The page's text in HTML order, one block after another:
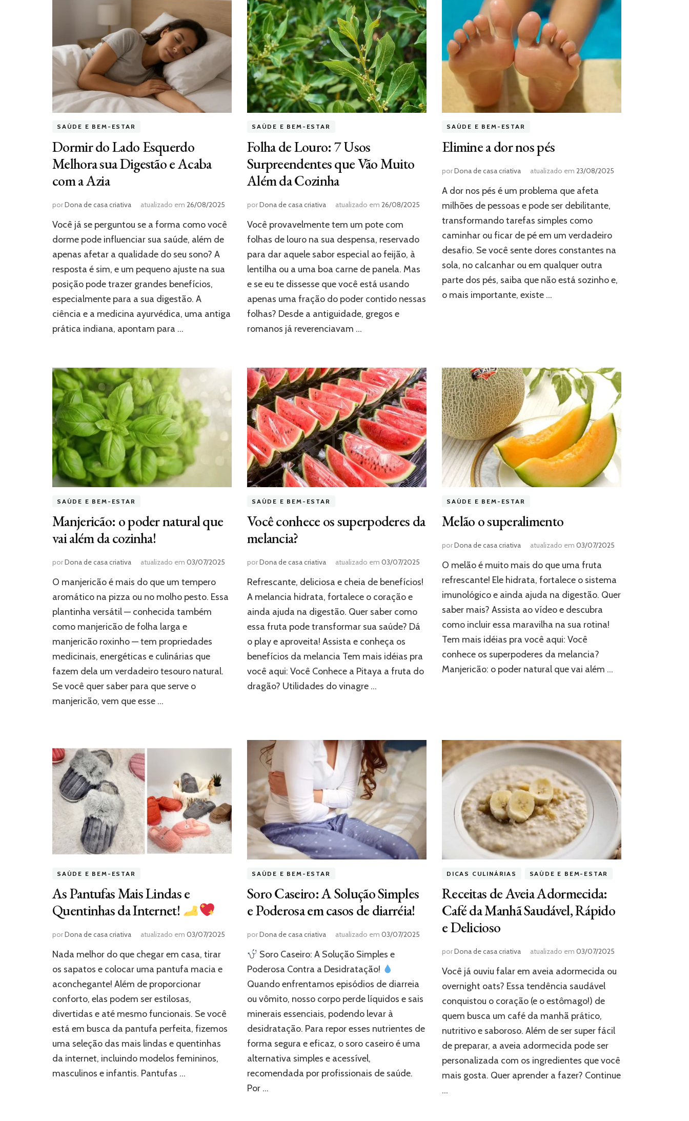
SAÚDE E BEM-ESTAR
Dormir do Lado Esquerdo
Melhora sua Digestão e Acaba
com a Azia
porDona de casa criativa atualizado em 26/08/2025
Você já se perguntou se a forma como você
dorme pode influenciar sua saúde, além de
apenas afetar a qualidade do seu sono? A
resposta é sim, e um pequeno ajuste na sua
posição pode trazer grandes benefícios,
especialmente para a sua digestão. A
ciência e a medicina ayurvédica, uma antiga
prática indiana, apontam para …
SAÚDE E BEM-ESTAR
Folha de Louro: 7 Usos
Surpreendentes que Vão Muito
Além da Cozinha
porDona de casa criativa atualizado em 26/08/2025
Você provavelmente tem um pote com
folhas de louro na sua despensa, reservado
para dar aquele sabor especial ao feijão, à
lentilha ou a uma boa carne de panela. Mas
e se eu te dissesse que você está usando
apenas uma fração do poder contido nessas
folhas? Desde a antiguidade, gregos e
romanos já reverenciavam …
SAÚDE E BEM-ESTAR
Elimine a dor nos pés
porDona de casa criativa atualizado em 23/08/2025
A dor nos pés é um problema que afeta
milhões de pessoas e pode ser debilitante,
transformando tarefas simples como
caminhar ou ficar de pé em um verdadeiro
desafio. Se você sente dores constantes na
sola, no calcanhar ou em qualquer outra
parte dos pés, saiba que não está sozinho e,
o mais importante, existe …
SAÚDE E BEM-ESTAR
Manjericão: o poder natural que
vai além da cozinha!
porDona de casa criativa atualizado em 03/07/2025
O manjericão é mais do que um tempero
aromático na pizza ou no molho pesto. Essa
plantinha versátil — conhecida também
como manjericão de folha larga e
manjericão roxinho — tem propriedades
medicinais, energéticas e culinárias que
fazem dela um verdadeiro tesouro natural.
Se você quer saber para que serve o
manjericão, vem que esse …
SAÚDE E BEM-ESTAR
Você conhece os superpoderes da
melancia?
porDona de casa criativa atualizado em 03/07/2025
Refrescante, deliciosa e cheia de benefícios!
A melancia hidrata, fortalece o coração e
ainda ajuda na digestão. Quer saber como
essa fruta pode transformar sua saúde? Dá
o play e aproveita! Assista e conheça os
benefícios da melancia Tem mais idéias pra
você aqui: Você Conhece a Pitaya a fruta do
dragão? Utilidades do vinagre …
SAÚDE E BEM-ESTAR
Melão o superalimento
porDona de casa criativa atualizado em 03/07/2025
O melão é muito mais do que uma fruta
refrescante! Ele hidrata, fortalece o sistema
imunológico e ainda ajuda na digestão. Quer
saber mais? Assista ao vídeo e descubra
como incluir essa maravilha na sua rotina!
Tem mais idéias pra você aqui: Você
conhece os superpoderes da melancia?
Manjericão: o poder natural que vai além …
SAÚDE E BEM-ESTAR
As Pantufas Mais Lindas e
Quentinhas da Internet!
porDona de casa criativa atualizado em 03/07/2025
Nada melhor do que chegar em casa, tirar
os sapatos e colocar uma pantufa macia e
aconchegante! Além de proporcionar
conforto, elas podem ser estilosas,
divertidas e até mesmo funcionais. Se você
está em busca da pantufa perfeita, fizemos
uma seleção das mais lindas e quentinhas
da internet, incluindo modelos femininos,
masculinos e infantis. Pantufas …
SAÚDE E BEM-ESTAR
Soro Caseiro: A Solução Simples
e Poderosa em casos de diarréia!
porDona de casa criativa atualizado em 03/07/2025
Soro Caseiro: A Solução Simples e
Poderosa Contra a Desidratação!
Quando enfrentamos episódios de diarreia
ou vômito, nosso corpo perde líquidos e sais
minerais essenciais, podendo levar à
desidratação. Para repor esses nutrientes de
forma segura e eficaz, o soro caseiro é uma
alternativa simples e acessível,
recomendada por profissionais de saúde.
Por …
DICAS CULINÁRIAS SAÚDE E BEM-ESTAR
Receitas de Aveia Adormecida:
Café da Manhã Saudável, Rápido
e Delicioso
porDona de casa criativa atualizado em 03/07/2025
Você já ouviu falar em aveia adormecida ou
overnight oats? Essa tendência saudável
conquistou o coração (e o estômago!) de
quem busca um café da manhã prático,
nutritivo e saboroso. Além de ser super fácil
de preparar, a aveia adormecida pode ser
personalizada com os ingredientes que você
mais gosta. Quer aprender a fazer? Continue
…